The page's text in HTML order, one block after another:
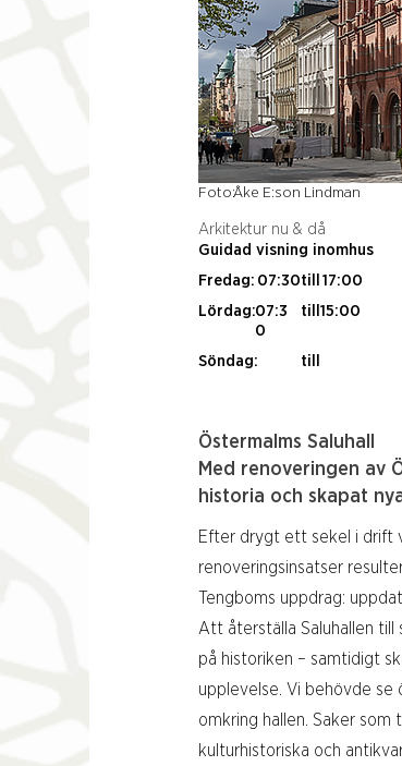
Foto:Åke E:son Lindman
Arkitektur nu & då
Guidad visning inomhus
Fredag: 07:30till
17:00
Lördag:07:3
0
till 15:00
Söndag: till
Östermalms Saluhall
Med renoveringen av
historia och skapat
Efter drygt ett sekel i drift
renoveringsinsatser
Tengboms uppdrag:
Att återställa Saluhallen till
på historiken – samtidigt
upplevelse. Vi behövde
omkring hallen. Saker
kulturhistoriska och